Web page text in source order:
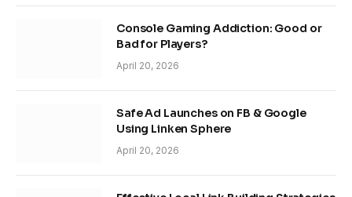
Console Gaming Addiction: Good or
Bad for Players?
April 20, 2026
Safe Ad Launches on FB & Google
Using Linken Sphere
April 20, 2026